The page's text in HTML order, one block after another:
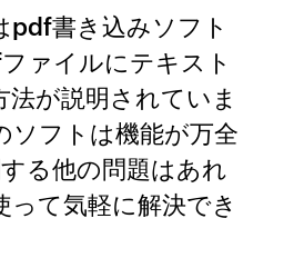
pdf書き込みソフト
ァイルにテキスト
法が説明されていま
ソフトは機能が万全
る他の問題はあれ
って気軽に解決でき